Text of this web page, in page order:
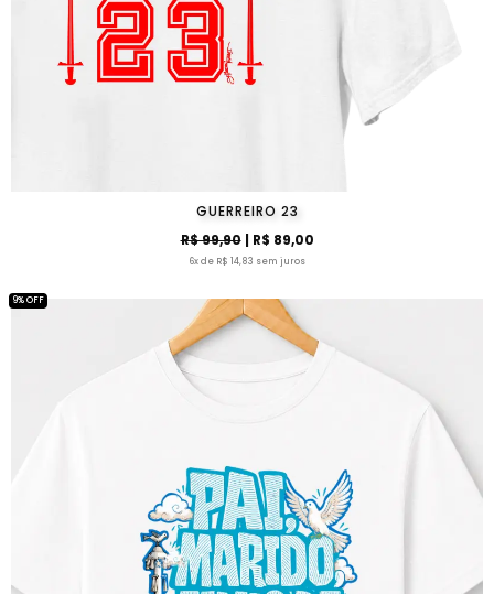
GUERREIRO 23
R$ 99,90| R$ 89,00
6x de R$ 14,83 sem juros
9% OFF